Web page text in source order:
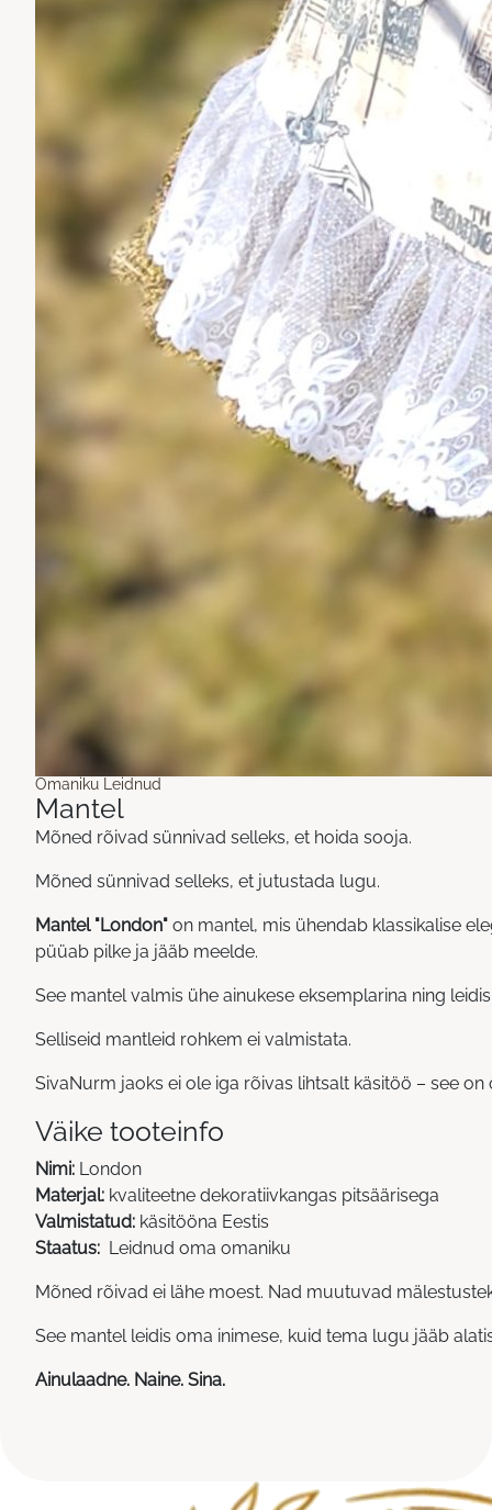
Omaniku Leidnud
Mantel
Mõned rõivad sünnivad selleks, et hoida sooja.
Mõned sünnivad selleks, et jutustada lugu.
Mantel "London" on mantel, mis ühendab klassikalise
püüab pilke ja jääb meelde.
See mantel valmis ühe ainukese eksemplarina ning
Selliseid mantleid rohkem ei valmistata.
SivaNurm jaoks ei ole iga rõivas lihtsalt käsitöö – see
Väike tooteinfo
Nimi: London
Materjal: kvaliteetne dekoratiivkangas pitsäärisega
Valmistatud: käsitööna Eestis
Staatus: Leidnud oma omaniku
Mõned rõivad ei lähe moest. Nad muutuvad
See mantel leidis oma inimese, kuid tema lugu jääb
Ainulaadne. Naine. Sina.